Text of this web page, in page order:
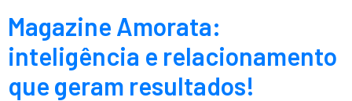
Magazine Amorata:
inteligência e relacionamento
que geram resultados!